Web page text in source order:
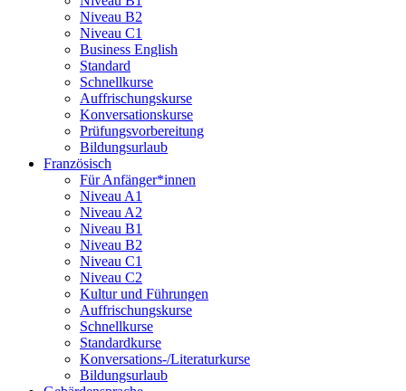
Niveau B2
Niveau C1
Business English
Standard
Schnellkurse
Auffrischungskurse
Konversationskurse
Prüfungsvorbereitung
Bildungsurlaub
Französisch
Für Anfänger*innen
Niveau A1
Niveau A2
Niveau B1
Niveau B2
Niveau C1
Niveau C2
Kultur und Führungen
Auffrischungskurse
Schnellkurse
Standardkurse
Konversations-/Literaturkurse
Bildungsurlaub